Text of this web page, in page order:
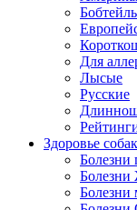
Для
Лысые
Русские
Здоровье собак
Болезни
Болезни